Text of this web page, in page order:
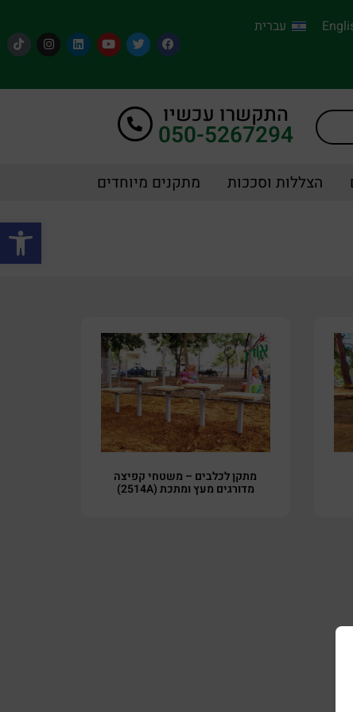
פתח
עברית
התקשרו עכשיו
050-5267294
הצללות וסככות מתקנים מיוחדים
מתקן לכלבים – משטחי קפיצה
מדורגים מעץ ומתכת (2514A)